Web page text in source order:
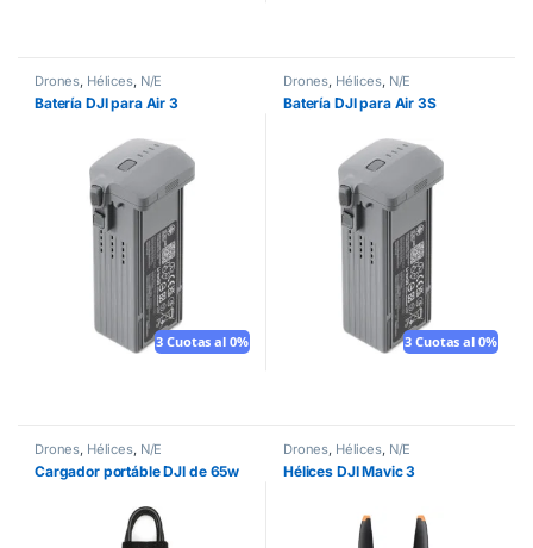
Drones, Hélices, N/E
Batería DJI para Air 3
3 Cuotas al 0%
Drones, Hélices, N/E
Batería DJI para Air 3S
3 Cuotas al 0%
Drones, Hélices, N/E
Cargador portáble DJI de 65w
Drones, Hélices, N/E
Hélices DJI Mavic 3